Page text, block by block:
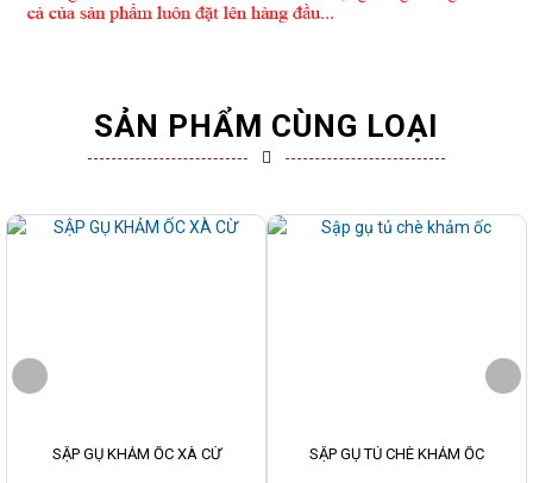
SẢN PHẨM CÙNG LOẠI
SẬP GỤ KHẢM ỐC XÀ CỪ SẬP GỤ TỦ CHÈ KHẢM ỐC